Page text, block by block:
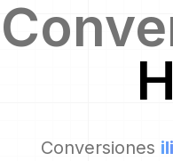
Conversiones